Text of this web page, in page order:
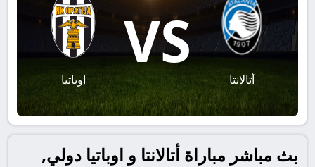
أتالانتا
VS
اوباتيا
بث مباشر مباراة أتالانتا و اوباتيا دولي,